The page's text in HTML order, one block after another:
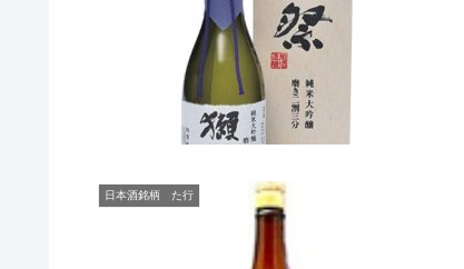
日本酒銘柄 た行